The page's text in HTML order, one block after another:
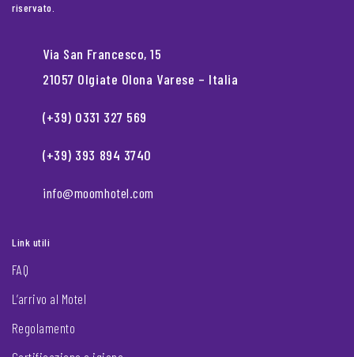
riservato.
Via San Francesco, 15
21057 Olgiate Olona Varese – Italia
(+39) 0331 327 569
(+39) 393 894 3740
info@moomhotel.com
Link utili
FAQ
L’arrivo al Motel
Regolamento